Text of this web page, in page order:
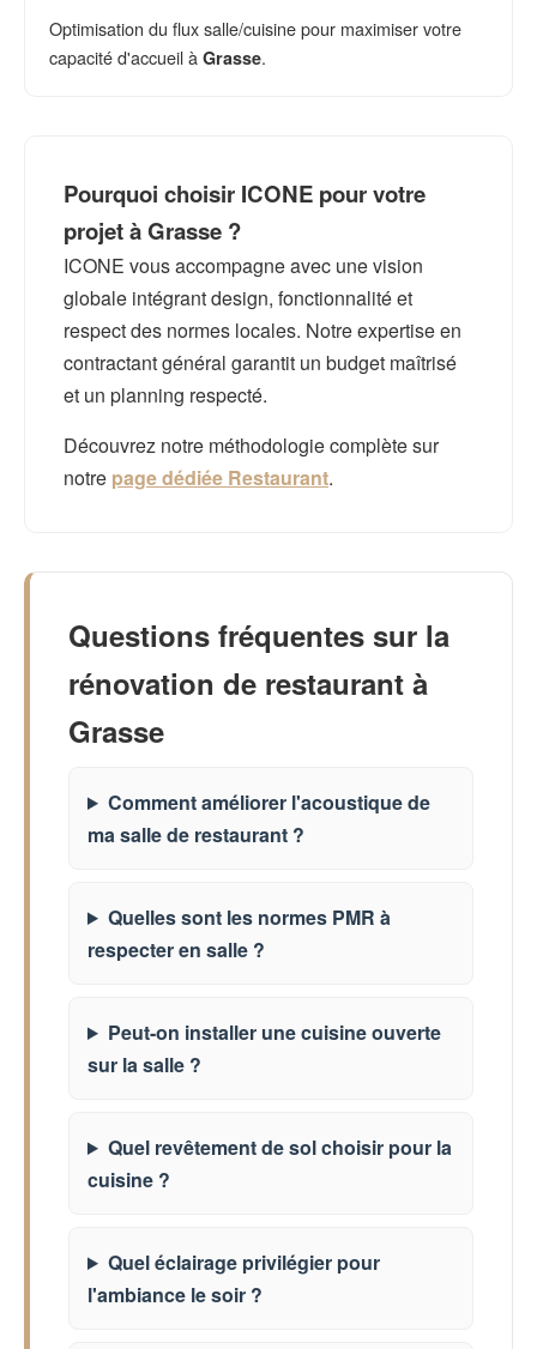
Optimisation du flux salle/cuisine pour maximiser votre
capacité d'accueil à Grasse.
Pourquoi choisir ICONE pour votre
projet à Grasse ?
ICONE vous accompagne avec une vision
globale intégrant design, fonctionnalité et
respect des normes locales. Notre expertise en
contractant général garantit un budget maîtrisé
et un planning respecté.
Découvrez notre méthodologie complète sur
notre page dédiée Restaurant.
Questions fréquentes sur la
rénovation de restaurant à
Grasse
Comment améliorer l'acoustique de
ma salle de restaurant ?
Quelles sont les normes PMR à
respecter en salle ?
Peut-on installer une cuisine ouverte
sur la salle ?
Quel revêtement de sol choisir pour la
cuisine ?
Quel éclairage privilégier pour
l'ambiance le soir ?